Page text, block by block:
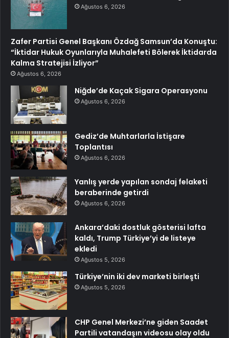
Ağustos 6, 2026
Zafer Partisi Genel Başkanı Özdağ Samsun’da Konuştu:
“İktidar Hukuk Oyunlarıyla Muhalefeti Bölerek İktidarda
Kalma Stratejisi İzliyor”
Ağustos 6, 2026
Niğde’de Kaçak Sigara Operasyonu
Ağustos 6, 2026
Gediz’de Muhtarlarla İstişare
Toplantısı
Ağustos 6, 2026
Yanlış yerde yapılan sondaj felaketi
beraberinde getirdi
Ağustos 6, 2026
Ankara’daki dostluk gösterisi lafta
kaldı, Trump Türkiye’yi de listeye
ekledi
Ağustos 5, 2026
Türkiye’nin iki dev marketi birleşti
Ağustos 5, 2026
CHP Genel Merkezi’ne giden Saadet
Partili vatandaşın videosu olay oldu